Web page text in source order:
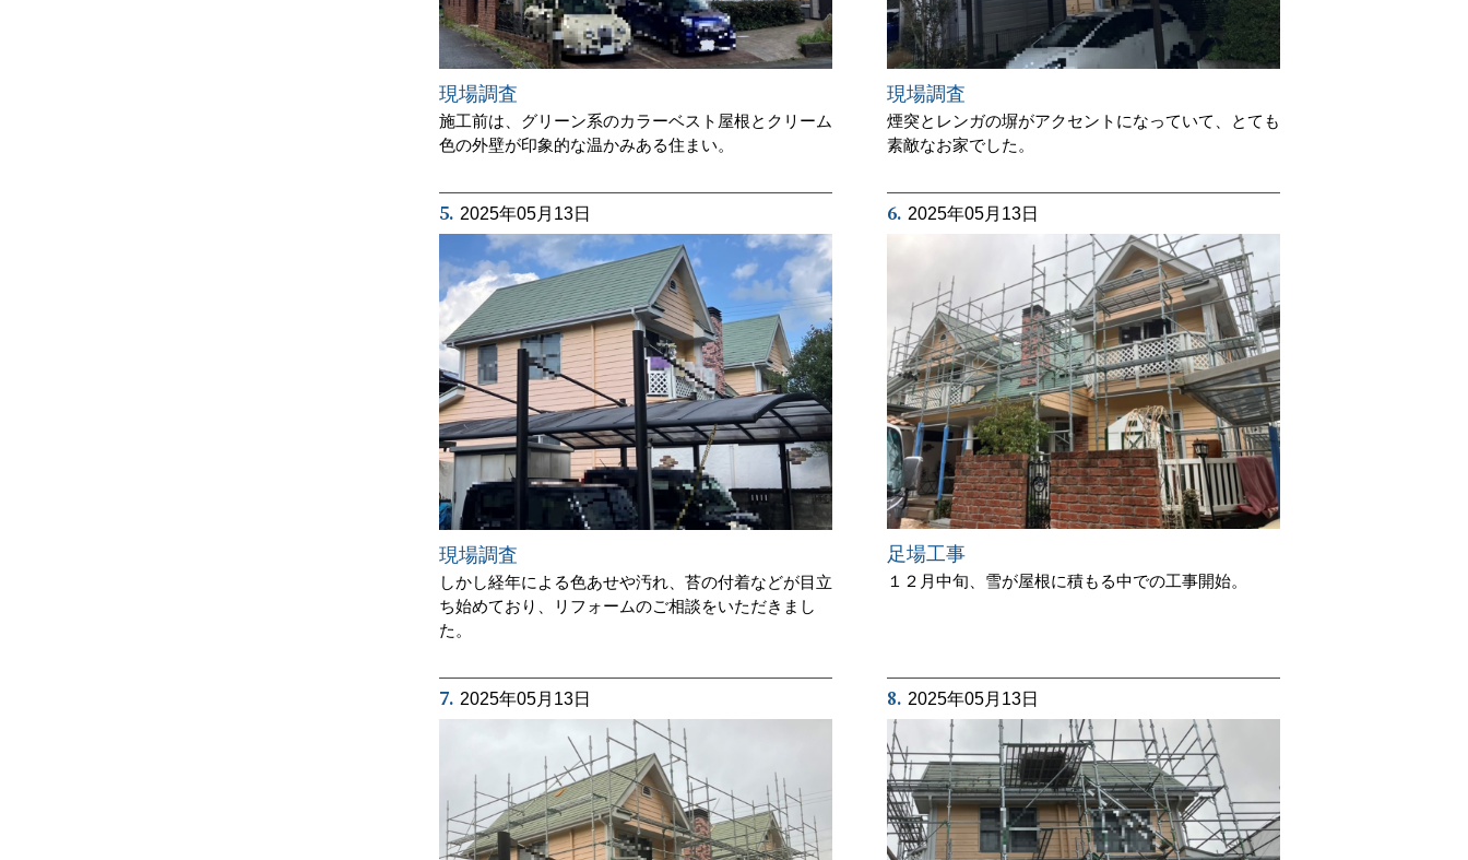
現場調査
施工前は、グリーン系のカラーベスト屋根とクリーム
色の外壁が印象的な温かみある住まい。
現場調査
煙突とレンガの塀がアクセントになっていて、とても
素敵なお家でした。
5. 2025年05月13日
現場調査
しかし経年による色あせや汚れ、苔の付着などが目立
ち始めており、リフォームのご相談をいただきまし
た。
6. 2025年05月13日
足場工事
１２月中旬、雪が屋根に積もる中での工事開始。
7. 2025年05月13日 8. 2025年05月13日